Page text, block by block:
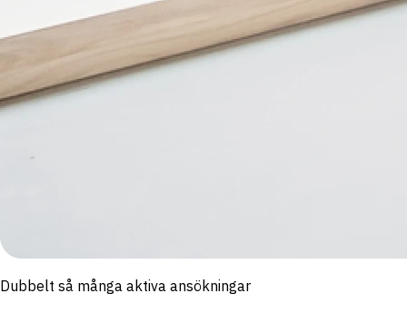
Dubbelt så många aktiva ansökningar